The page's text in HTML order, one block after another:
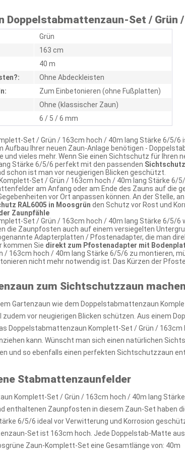
Doppelstabmattenzaun-Set / Grün
Grün
163 cm
40 m
Ohne Abdeckleisten
Zum Einbetonieren (ohne Fußplatten)
Ohne (klassischer Zaun)
6 / 5 / 6 mm
Set / Grün / 163cm hoch / 40m lang Stärke 6/5/
Aufbau Ihrer neuen Zaun-Anlage benötigen -
und vieles mehr. Wenn Sie einen Sichtschutz für
Stärke 6/5/6 perfekt mit den passenden
schon ist man vor neugierigen Blicken geschützt.
Set / Grün / 163cm hoch / 40m lang Stärke 6/
am Anfang oder am Ende des Zauns auf die
vor Ort anpassen können. An der Stelle,
RAL6005 in Moosgrün den Schutz vor Rost und
Zaunpfähle
Set / Grün / 163cm hoch / 40m lang Stärke 6/5/
die Zaunpfosten auch auf einem versiegelten
Adapterplatten / Pfostenadapter, die man
kommen Sie direkt zum Pfostenadapter mit
/ 163cm hoch / 40m lang Stärke 6/5/6 zu montieren,
nicht mehr notwendig ist. Das Kürzen der
zum Sichtschutzzaun machen
Gartenzaun wie dem Doppelstabmattenzaun
zudem vor neugierigen Blicken schützen. Aus einem
Doppelstabmattenzaun Komplett-Set / Grün /
kann. Wünscht man sich einen natürlichen
und so ebenfalls einen perfekten Sichtschutzzaun
Stabmattenzaunfelder
Komplett-Set / Grün / 163cm hoch / 40m lang
enthaltenen Zaunpfosten in diesem Zaun-Set haben
6/5/6 ideal vor Verwitterung und Korrosion
Set ist 163cm hoch. Jede Doppelstab-Matte
Zaun-Komplett-Set eine Gesamtlänge von: 40m